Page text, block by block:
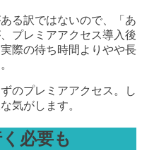
る訳ではないので、「あ
プレミアアクセス導入後
際の待ち時間よりやや長
のプレミアアクセス。し
気がします。
必要も